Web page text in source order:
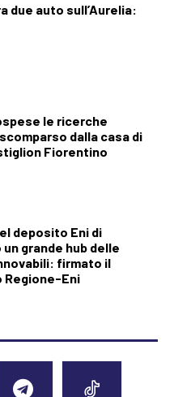
due auto sull’Aurelia:
le ricerche
dalla casa di
Fiorentino
deposito Eni di
un grande hub delle
firmato il
Eni